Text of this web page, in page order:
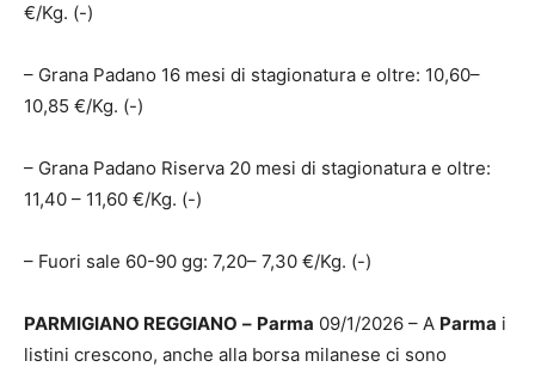
€/Kg. (-)
– Grana Padano 16 mesi di stagionatura e oltre: 10,60–
10,85 €/Kg. (-)
– Grana Padano Riserva 20 mesi di stagionatura e oltre:
11,40 – 11,60 €/Kg. (-)
– Fuori sale 60-90 gg: 7,20– 7,30 €/Kg. (-)
PARMIGIANO REGGIANO – Parma 09/1/2026 – A Parma i
listini crescono, anche alla borsa milanese ci sono